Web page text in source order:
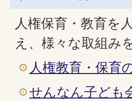
人権保育・教育を
え、様々な取組み
人権教育・保育
せんなん子ども